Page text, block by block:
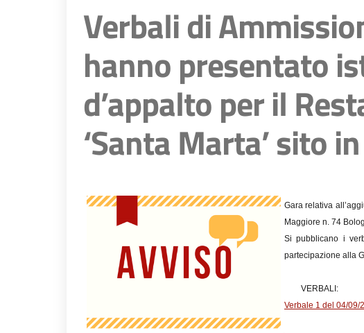
Verbali di
hanno presentato
d’appalto per il
‘Santa Marta’ sito
Gara relativa
Maggiore n. 74
Si pubblicano i
partecipazione alla
VERBALI:
Verbale 1 del 04/09/